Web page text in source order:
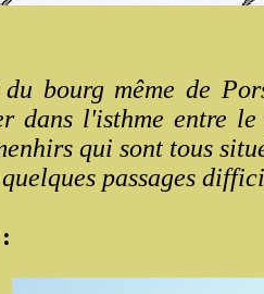
bourg même de
dans l'isthme entre
qui sont tous
passages